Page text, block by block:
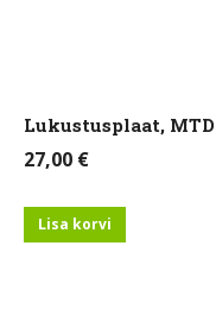
Lukustusplaat, MTD
27,00 €
Lisa korvi